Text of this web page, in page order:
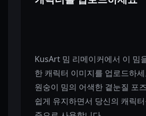
KusArt 밈 리메이커에서 이 밈
한 캐릭터 이미지를 업로드하
원숭이 밈의 어색한 곁눈질 포
쉽게 유지하면서 당신의 캐릭